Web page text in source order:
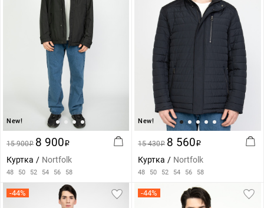
New!
15 900i 8 900i
Куртка Nortfolk
48 50 52 54 56 58
New!
15 430i 8 560i
Куртка Nortfolk
48 50 52 54 56 58
-44% -44%